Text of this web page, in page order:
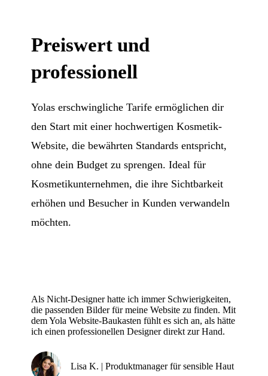
Preiswert und
professionell
Yolas erschwingliche Tarife ermöglichen dir
den Start mit einer hochwertigen Kosmetik-
Website, die bewährten Standards entspricht,
ohne dein Budget zu sprengen. Ideal für
Kosmetikunternehmen, die ihre Sichtbarkeit
erhöhen und Besucher in Kunden verwandeln
möchten.
Als Nicht-Designer hatte ich immer Schwierigkeiten,
die passenden Bilder für meine Website zu finden. Mit
dem Yola Website-Baukasten fühlt es sich an, als hätte
ich einen professionellen Designer direkt zur Hand.
Lisa K. | Produktmanager für sensible Haut